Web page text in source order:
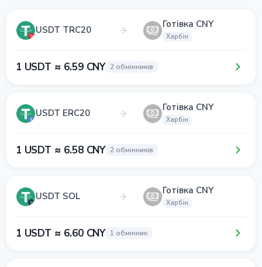
USDT TRC20 Готівка CNY
Харбін
1 USDT ≈ 6.59 CNY 2 обмінників
USDT ERC20 Готівка CNY
Харбін
1 USDT ≈ 6.58 CNY 2 обмінників
USDT SOL Готівка CNY
Харбін
1 USDT ≈ 6.60 CNY 1 обмінник